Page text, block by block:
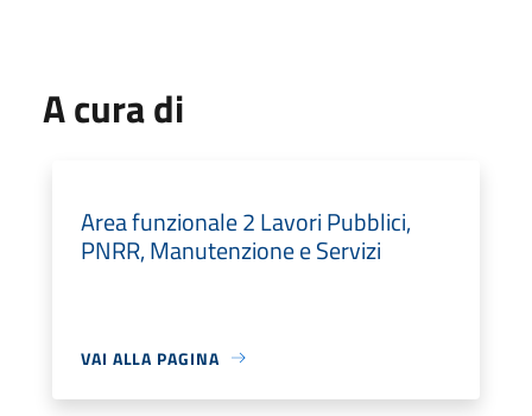
A cura di
Area funzionale 2 Lavori Pubblici,
PNRR, Manutenzione e Servizi
VAI ALLA PAGINA